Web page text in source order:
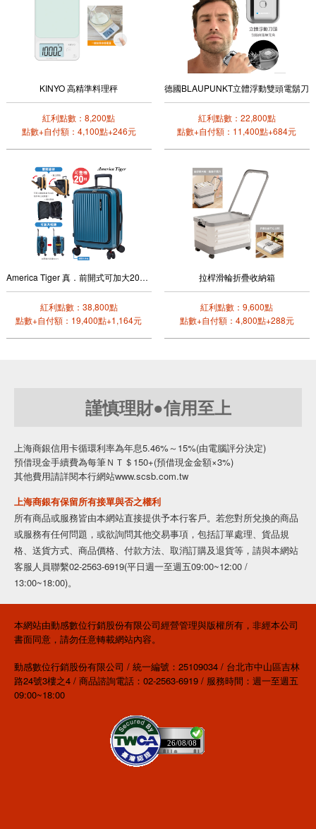
KINYO 高精準料理秤
紅利點數：8,200點
點數+自付額：4,100點+246元
德國BLAUPUNKT立體浮動雙頭電鬍刀
紅利點數：22,800點
點數+自付額：11,400點+684元
America Tiger 真．前開式可加大20吋行李箱(深海藍)
紅利點數：38,800點
點數+自付額：19,400點+1,164元
拉桿滑輪折疊收納箱
紅利點數：9,600點
點數+自付額：4,800點+288元
謹慎理財●信用至上
上海商銀信用卡循環利率為年息5.46%～15%(由電腦評分決定)
預借現金手續費為每筆ＮＴ＄150+(預借現金金額×3%)
其他費用請詳閱本行網站www.scsb.com.tw
上海商銀有保留所有接單與否之權利
所有商品或服務皆由本網站直接提供予本行客戶。若您對所兌換的商品
或服務有任何問題，或欲詢問其他交易事項，包括訂單處理、貨品規
格、送貨方式、商品價格、付款方法、取消訂購及退貨等，請與本網站
客服人員聯繫02-2563-6919(平日週一至週五09:00~12:00 /
13:00~18:00)。
本網站由動感數位行銷股份有限公司經營管理與版權所有，非經本公司
書面同意，請勿任意轉載網站內容。
動感數位行銷股份有限公司 / 統一編號：25109034 / 台北市中山區吉林
路24號3樓之4 / 商品諮詢電話：02-2563-6919 / 服務時間：週一至週五
09:00~18:00
26/08/08